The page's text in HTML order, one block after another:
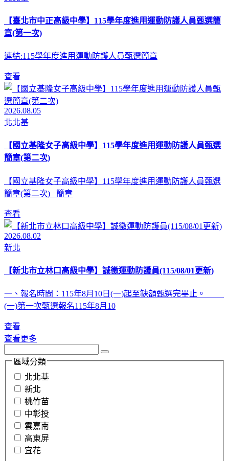
【臺北市中正高級中學】115學年度進用運動防護人員甄選簡
章(第一次)
連結:115學年度進用運動防護人員甄選簡章
查看
2026.08.05
北北基
【國立基隆女子高級中學】115學年度進用運動防護人員甄選
簡章(第二次)
【國立基隆女子高級中學】115學年度進用運動防護人員甄選
簡章(第二次) 簡章
查看
2026.08.02
新北
【新北市立林口高級中學】誠徵運動防護員(115/08/01更新)
一、報名時間：115年8月10日(一)起至缺額甄選完畢止。
(一)第一次甄選報名115年8月10
查看
查看更多
區域分類
北北基
新北
桃竹苗
中彰投
雲嘉南
高東屏
宜花